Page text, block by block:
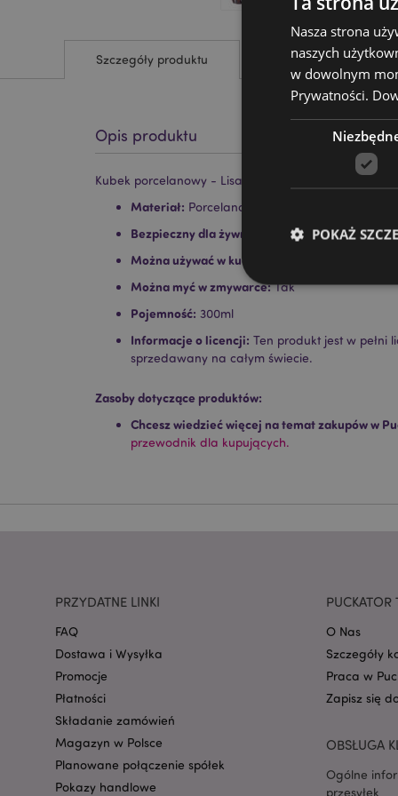
Szczegóły produktu
Opis produktu
Kubek porcelanowy - Lisa Parker The Witch's
Materiał: Porcelana
Bezpieczny dla żywności: Tak
Można używać w kuchence mikrofalowej:
Można myć w zmywarce:Tak
Pojemność: 300ml
Informacje o licencji: Ten produkt jest w pełni
sprzedawany na całym świecie.
Zasoby dotyczące produktów:
Chcesz wiedzieć więcej na temat zakupów w
przewodnik dla kupujących.
PRZYDATNE LINKI
FAQ
Dostawa i Wysyłka
Promocje
Płatności
Składanie zamówień
Magazyn w Polsce
Planowane połączenie spółek
Pokazy handlowe
PUCKATOR
O Nas
Szczegóły
Praca w
Zapisz się
OBSŁUGA
Ogólne
przesyłek
Nasza strona
naszych
w dowolnym
Prywatności.
POKAŻ
Niezbędne pliki
mage-cache-
PHPSESSID